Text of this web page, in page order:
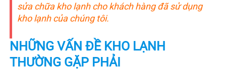
sửa chữa kho lạnh cho khách hàng đã sử dụng
kho lạnh của chúng tôi.
NHỮNG VẤN ĐỀ KHO LẠNH
THƯỜNG GẶP PHẢI